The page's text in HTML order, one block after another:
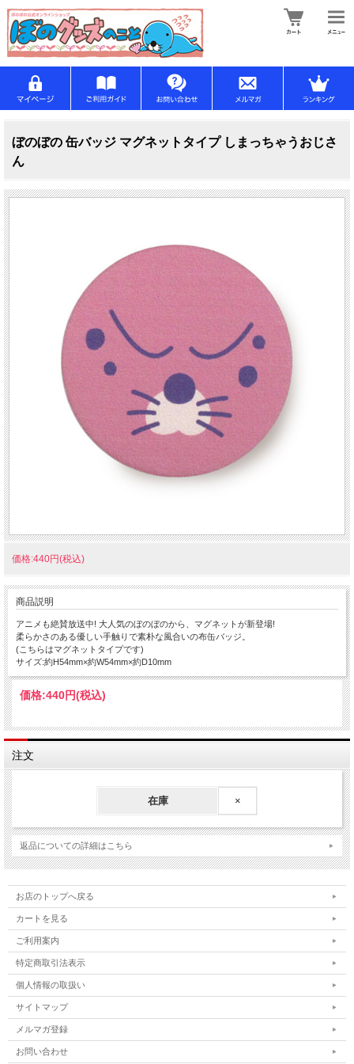
ぼのぼの 缶バッジ マグネットタイプ しまっちゃうおじさ
ん
価格:440円(税込)
商品説明
アニメも絶賛放送中! 大人気のぼのぼのから、マグネットが新登場!
柔らかさのある優しい手触りで素朴な風合いの布缶バッジ。
(こちらはマグネットタイプです)
サイズ:約H54mm×約W54mm×約D10mm
価格:440円(税込)
注文
在庫 ×
返品についての詳細はこちら
お店のトップへ戻る
カートを見る
ご利用案内
特定商取引法表示
個人情報の取扱い
サイトマップ
メルマガ登録
お問い合わせ